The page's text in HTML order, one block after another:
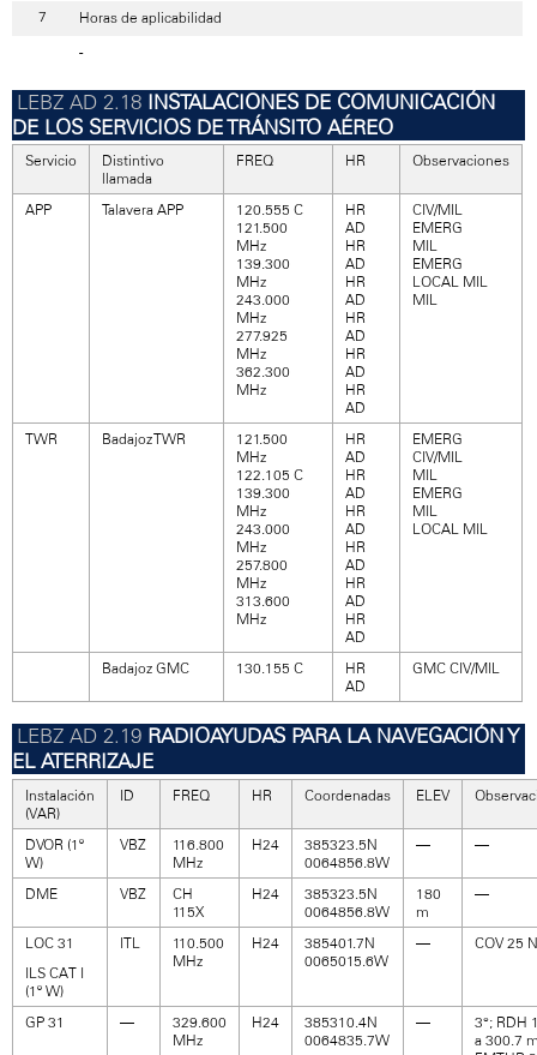
Horas de aplicabilidad
-
INSTALACIONES DE COMUNICACIÓN
DE LOS SERVICIOS DE TRÁNSITO AÉREO
Servicio
Distintivo
llamada
FREQ HR Observaciones
APP Talavera APP
120.555 C
121.500
MHz
139.300
MHz
243.000
MHz
277.925
MHz
362.300
MHz
HR
AD
HR
AD
HR
AD
HR
AD
HR
AD
HR
AD
CIV/MIL
EMERG
MIL
EMERG
LOCAL MIL
MIL
TWR Badajoz TWR
121.500
MHz
122.105 C
139.300
MHz
243.000
MHz
257.800
MHz
313.600
MHz
HR
AD
HR
AD
HR
AD
HR
AD
HR
AD
HR
AD
EMERG
CIV/MIL
MIL
EMERG
MIL
LOCAL MIL
Badajoz GMC 130.155 C
HR
AD
GMC CIV/MIL
RADIOAYUDAS PARA LA NAVEGACIÓN Y
EL ATERRIZAJE
Instalación
(VAR)
ID FREQ HR Coordenadas ELEV
DVOR (1º
W)
VBZ
116.800
MHz
H24
385323.5N
0064856.8W
— —
DME VBZ
CH
115X
H24
385323.5N
0064856.8W
180
m
—
LOC 31
ILS CAT I
(1º W)
ITL
110.500
MHz
H24
385401.7N
0065015.6W
— COV 25
GP 31 —
329.600
MHz
H24
385310.4N
0064835.7W
—
3°; RDH
a 300.7